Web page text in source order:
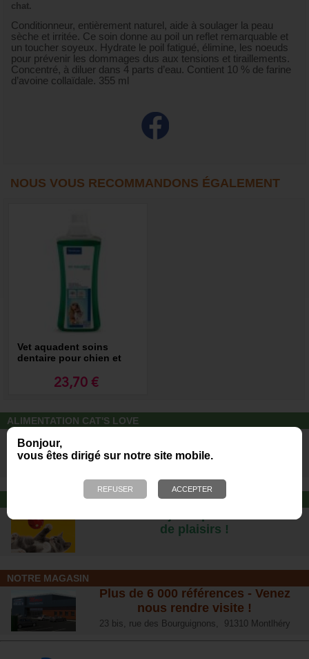
Bonjour,
vous êtes dirigé sur notre site mobile.
chat.
Conditionneur, entièrement naturel, aide à soulager la peau
sèche et irritée. Ce soin donne au poil un reflet remarquable et
un toucher soyeux. Hydrate le poil fatigué, élimine, les noeuds
pour prévenir les dommages dus aux tensions et tiraillements.
Concentré, à diluer dans 4 parts d’eau. Contient 10 % de farine
d’avoine collaïdale. 355 ml
NOUS VOUS RECOMMANDONS ÉGALEMENT
Vet aquadent soins
dentaire pour chien et
23,70 €
ALIMENTATION CAT'S LOVE
partir d’ingrédients 100% naturels.
JOUET POUR CHAT
de plaisirs !
NOTRE MAGASIN
Plus de 6 000 références - Venez
nous rendre visite !
23 bis, rue des Bourguignons, 91310 Montlhéry